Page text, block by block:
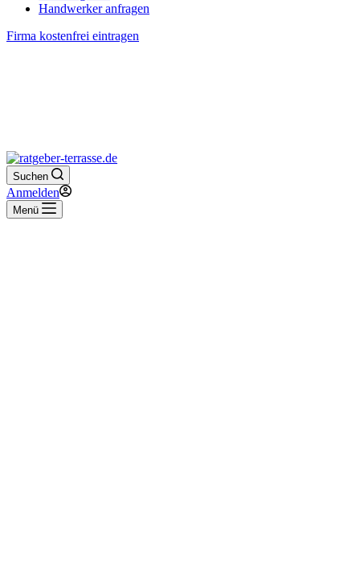
Handwerker anfragen
Firma kostenfrei eintragen
Suchen
Anmelden
Menü